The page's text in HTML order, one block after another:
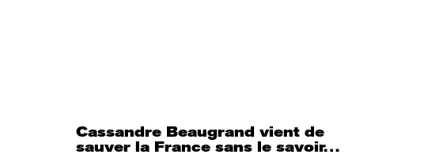
Cassandre Beaugrand vient de
sauver la France sans le savoir…